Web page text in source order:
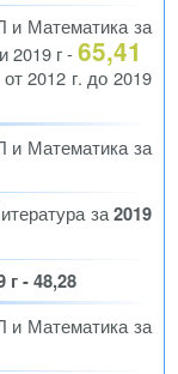
и Математика за
2019 г -65,41
2012 г. до 2019
и Математика за
за2019
г - 48,28
и Математика за